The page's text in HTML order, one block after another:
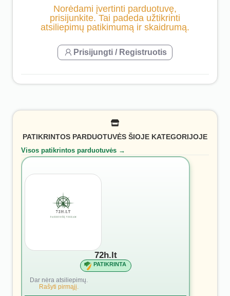
Norėdami įvertinti parduotuvę,
prisijunkite. Tai padeda užtikrinti
atsiliepimų patikimumą ir skaidrumą.
Prisijungti / Registruotis
PATIKRINTOS PARDUOTUVĖS ŠIOJE KATEGORIJOJE
Visos patikrintos parduotuvės →
72h.lt
PATIKRINTA
Dar nėra atsiliepimų.
Rašyti pirmąjį.